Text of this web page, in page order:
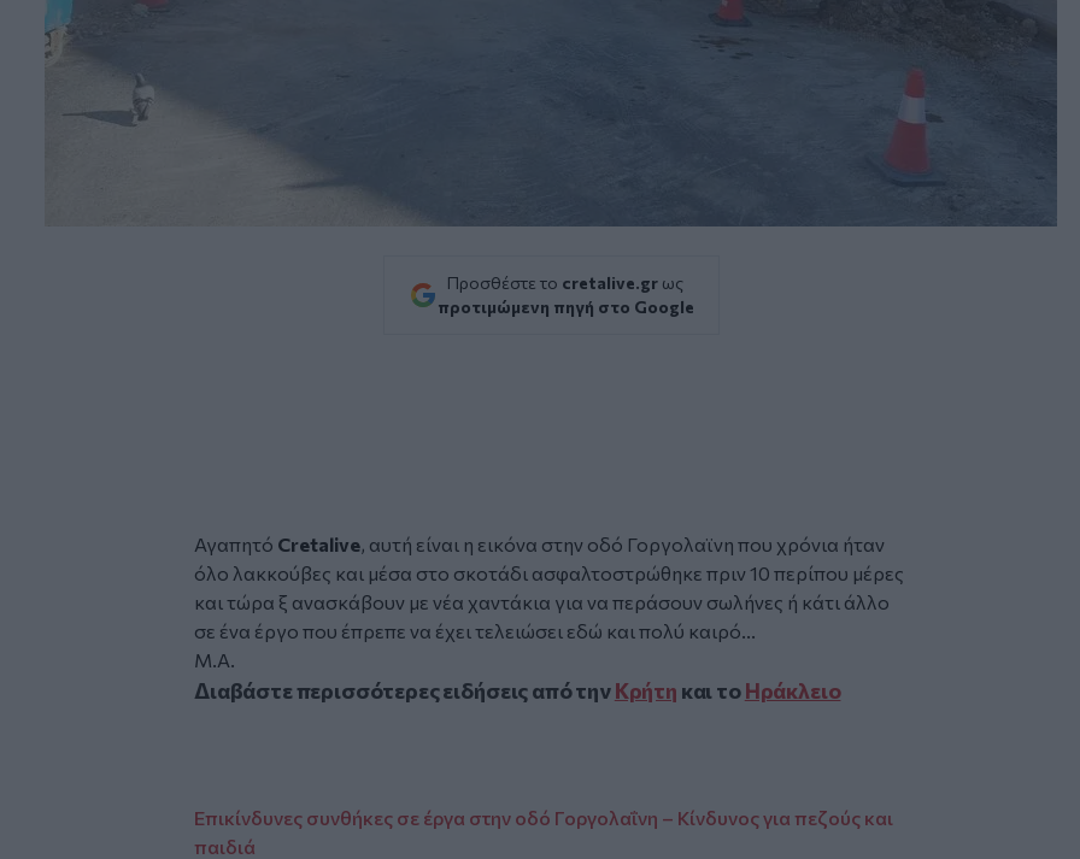
Προσθέστε το cretalive.gr ως
προτιμώμενη πηγή στο Google
Αγαπητό Cretalive, αυτή είναι η εικόνα στην οδό Γοργολαϊνη που χρόνια ήταν
όλο λακκούβες και μέσα στο σκοτάδι ασφαλτοστρώθηκε πριν 10 περίπου μέρες
και τώρα ξ ανασκάβουν με νέα χαντάκια για να περάσουν σωλήνες ή κάτι άλλο
σε ένα έργο που έπρεπε να έχει τελειώσει εδώ και πολύ καιρό...
M.A.
Διαβάστε περισσότερες ειδήσεις από τηνΚρήτη και τοΗράκλειο
Επικίνδυνες συνθήκες σε έργα στην οδό Γοργολαΐνη – Κίνδυνος για πεζούς και
παιδιά